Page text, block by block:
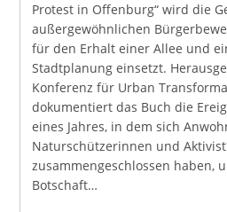
Protest in Offenburg“ wird die
außergewöhnlichen
für den Erhalt einer Allee und
Stadtplanung einsetzt.
Konferenz für Urban
dokumentiert das Buch die
eines Jahres, in dem sich
Naturschützerinnen und
zusammengeschlossen haben,
Botschaft…